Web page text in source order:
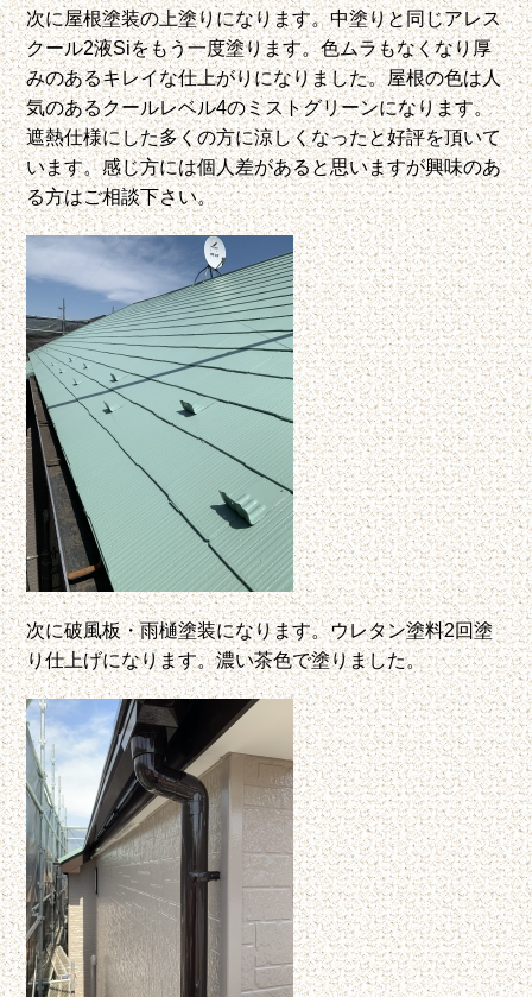
次に屋根塗装の上塗りになります。中塗りと同じアレス
クール2液Siをもう一度塗ります。色ムラもなくなり厚
みのあるキレイな仕上がりになりました。屋根の色は人
気のあるクールレベル4のミストグリーンになります。
遮熱仕様にした多くの方に涼しくなったと好評を頂いて
います。感じ方には個人差があると思いますが興味のあ
る方はご相談下さい。
次に破風板・雨樋塗装になります。ウレタン塗料2回塗
り仕上げになります。濃い茶色で塗りました。